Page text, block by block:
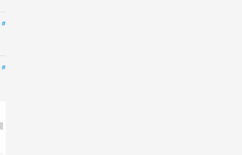
#
#